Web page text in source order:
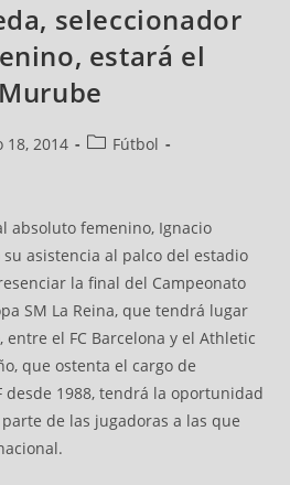
seleccionador
estará el
18, 2014
Fútbol
absoluto femenino, Ignacio
asistencia al palco del estadio
la final del Campeonato
SM La Reina, que tendrá lugar
entre el FC Barcelona y el Athletic
que ostenta el cargo de
desde 1988, tendrá la oportunidad
de las jugadoras a las que